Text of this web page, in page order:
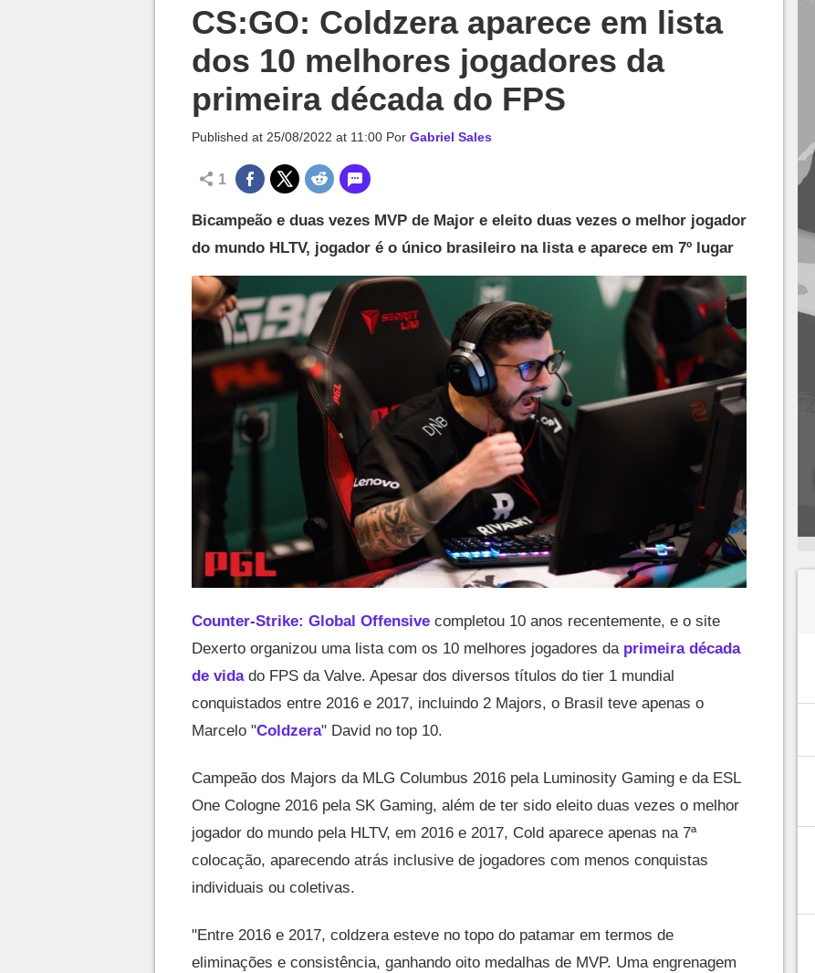
CS:GO: Coldzera aparece em lista
dos 10 melhores jogadores da
primeira década do FPS
Published at 25/08/2022 at 11:00 Por Gabriel Sales
1
Bicampeão e duas vezes MVP de Major e eleito duas vezes o melhor jogador
do mundo HLTV, jogador é o único brasileiro na lista e aparece em 7º lugar
Counter-Strike: Global Offensive completou 10 anos recentemente, e o site
Dexerto organizou uma lista com os 10 melhores jogadores da primeira década
de vidado FPS da Valve. Apesar dos diversos títulos do tier 1 mundial
conquistados entre 2016 e 2017, incluindo 2 Majors, o Brasil teve apenas o
Marcelo "Coldzera" David no top 10.
Campeão dos Majors da MLG Columbus 2016 pela Luminosity Gaming e da ESL
One Cologne 2016 pela SK Gaming, além de ter sido eleito duas vezes o melhor
jogador do mundo pela HLTV, em 2016 e 2017, Cold aparece apenas na 7ª
colocação, aparecendo atrás inclusive de jogadores com menos conquistas
individuais ou coletivas.
"Entre 2016 e 2017, coldzera esteve no topo do patamar em termos de
eliminações e consistência, ganhando oito medalhas de MVP. Uma engrenagem